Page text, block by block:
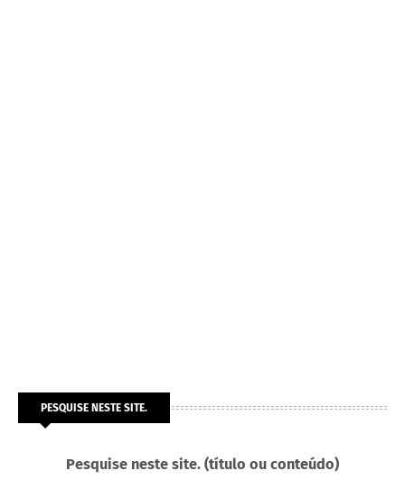
PESQUISE NESTE SITE.
Pesquise neste site. (título ou conteúdo)